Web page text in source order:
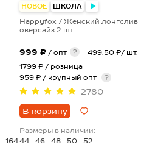
164
НОВОЕ ШКОЛА
Happyfox / Женский лонгслив
оверсайз 2 шт.
999 ₽ / опт ?
499.50 ₽/ шт.
1799 ₽ / розница
959 ₽ / крупный опт
?
2780
В корзину
Размеры в наличии:
44
46 48 50 52